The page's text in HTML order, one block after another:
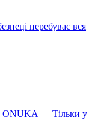
перебуває вся
ONUKA — Тільки у